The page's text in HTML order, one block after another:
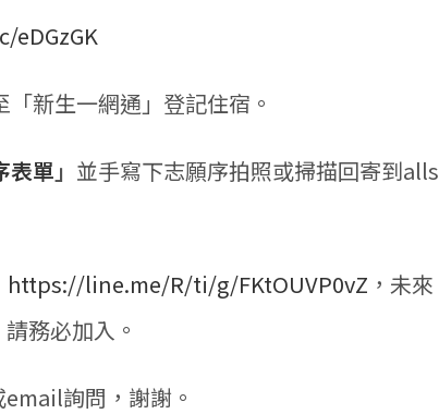
新生一網通」登記住宿。
表單 」 並手寫下志願序拍照或掃描回寄到alls
https://line.me/R/ti/g/FKtOUVP0vZ ，未來
務必加入。
詢問，謝謝。